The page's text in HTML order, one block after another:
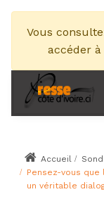
Vous
accéder
Accueil
Pensez-vous
un véritable